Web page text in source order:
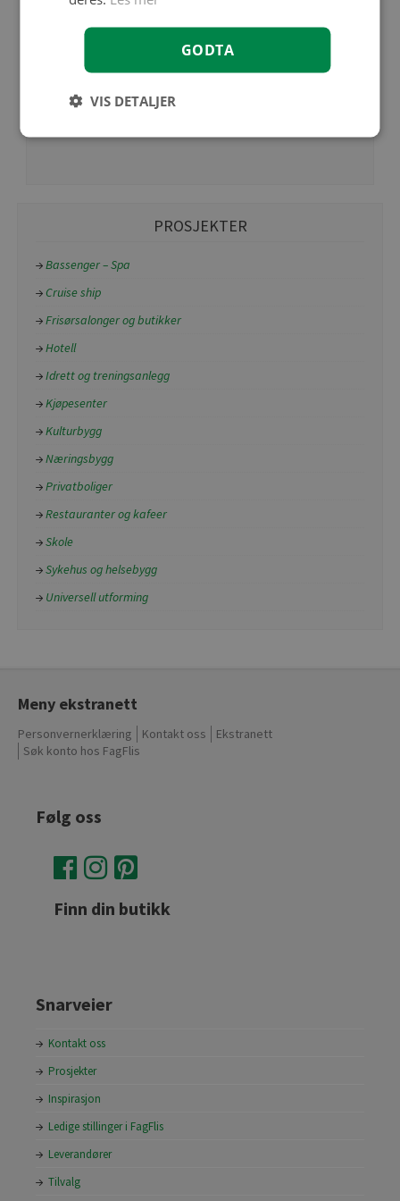
Cæsar Anima Graphite
Mutina Mews
PROSJEKTER
Bassenger – Spa
Cruise ship
Frisørsalonger og butikker
Hotell
Idrett og treningsanlegg
Kjøpesenter
Kulturbygg
Næringsbygg
Privatboliger
Restauranter og kafeer
Skole
Sykehus og helsebygg
Universell utforming
Meny ekstranett
Personvernerklæring Kontakt oss
Ekstranett
Søk konto hos FagFlis
Følg oss
Finn din butikk
Snarveier
Kontakt oss
Prosjekter
Inspirasjon
Ledige stillinger i FagFlis
Leverandører
Tilvalg
GODTA
VIS DETALJER